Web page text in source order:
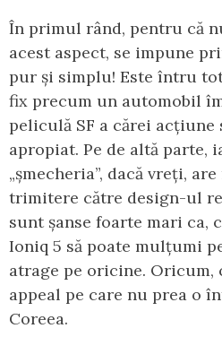
În primul rând, pentru că
acest aspect, se impune
pur și simplu! Este întru
fix precum un automobil
peliculă SF a cărei
apropiat. Pe de altă parte,
„șmecheria”, dacă vreți,
trimitere către design-ul
sunt șanse foarte mari ca,
Ioniq 5 să poate mulțumi
atrage pe oricine. Oricum,
appeal pe care nu prea o
Coreea.